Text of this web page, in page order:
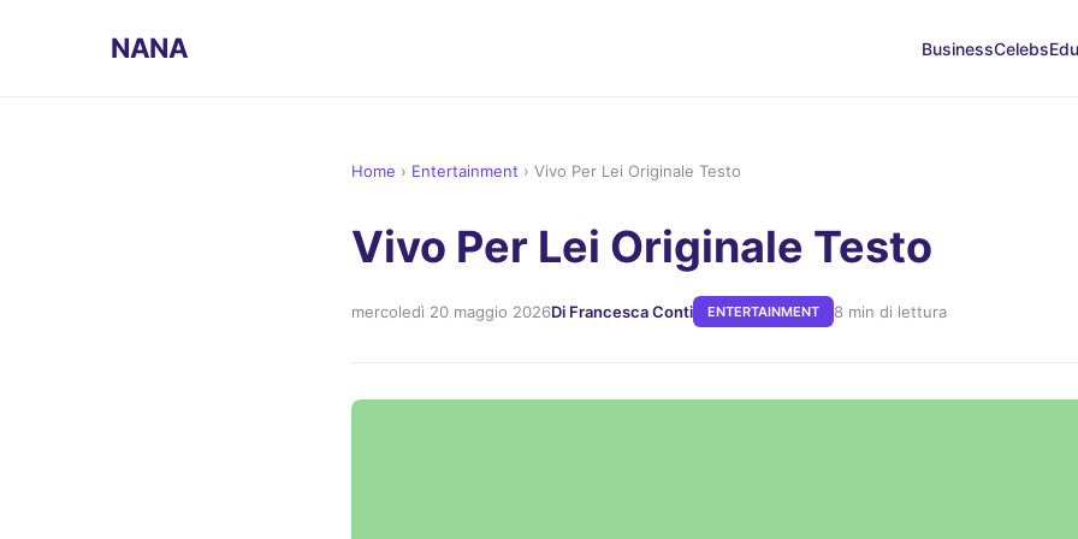
NANA BusinessCelebs
Home › Entertainment › Vivo Per Lei Originale Testo
Vivo Per Lei Originale Testo
mercoledì 20 maggio 2026Di Francesca Conti ENTERTAINMENT 8 min di lettura